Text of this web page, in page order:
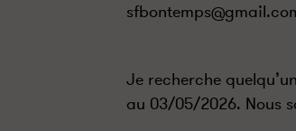
Je recherche
au 03/05/2026. Nous